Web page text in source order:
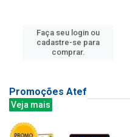
Faça seu login ou
cadastre-se para
comprar.
Promoções Atef
Veja mais